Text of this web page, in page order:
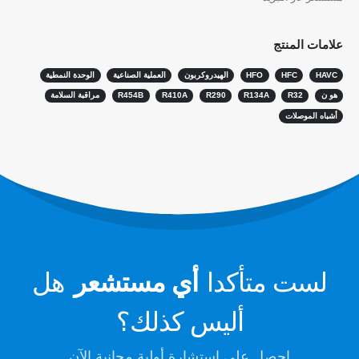
علامات المنتج
HAVC
HFC
HFO الهيدروكربون العملية الصناعية الوحدة النمطية
هو ن R32
R134A
R290
R410A
R454B مراقبة السلامة
أشباه الموصلات
لست متأكدا أي مستشعر
هل
أليس كذلك؟
الكشف عن تسرب التبريد لأنظمة HVAC
مراقبة مبرد السلسلة الباردة